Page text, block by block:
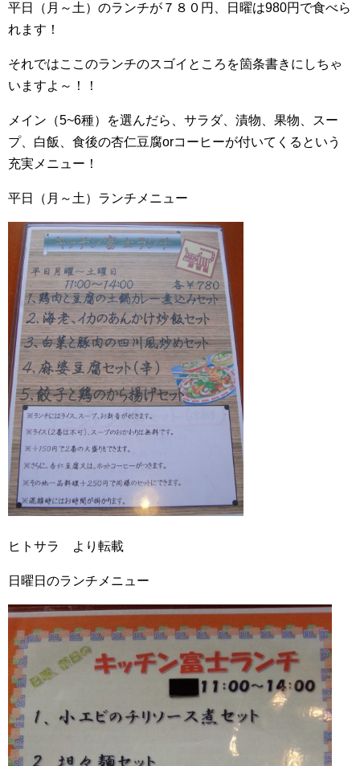
平日（月～土）のランチが７８０円、日曜は980円で食べら
れます！
それではここのランチのスゴイところを箇条書きにしちゃ
いますよ～！！
メイン（5~6種）を選んだら、サラダ、漬物、果物、スー
プ、白飯、食後の杏仁豆腐orコーヒーが付いてくるという
充実メニュー！
平日（月～土）ランチメニュー
ヒトサラ より転載
日曜日のランチメニュー